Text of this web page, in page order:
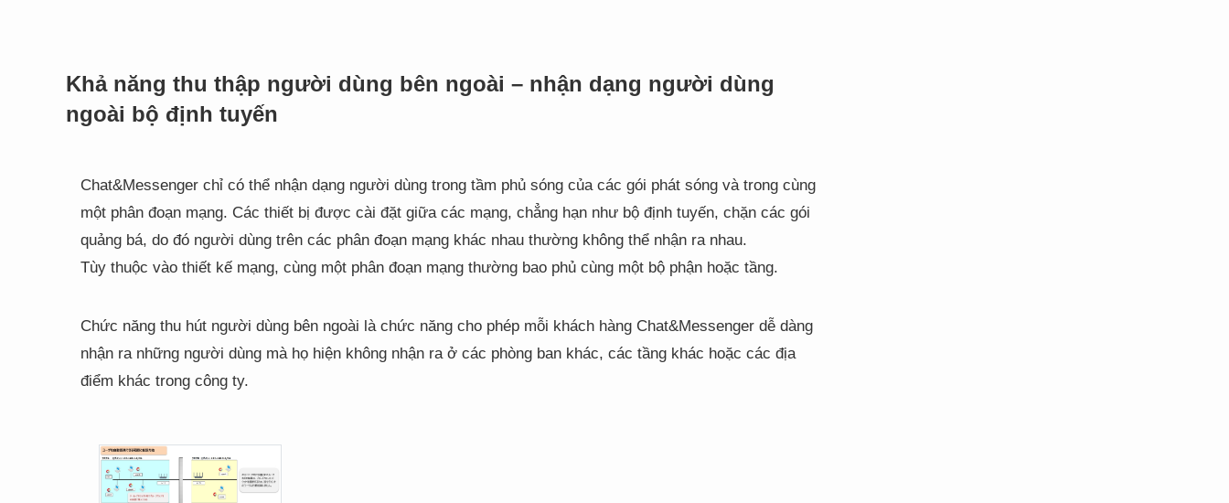
Khả năng thu thập người dùng bên ngoài – nhận dạng người dùng
ngoài bộ định tuyến
Chat&Messenger chỉ có thể nhận dạng người dùng trong tầm phủ sóng của các gói phát sóng và trong cùng
một phân đoạn mạng. Các thiết bị được cài đặt giữa các mạng, chẳng hạn như bộ định tuyến, chặn các gói
quảng bá, do đó người dùng trên các phân đoạn mạng khác nhau thường không thể nhận ra nhau.
Tùy thuộc vào thiết kế mạng, cùng một phân đoạn mạng thường bao phủ cùng một bộ phận hoặc tầng.
Chức năng thu hút người dùng bên ngoài là chức năng cho phép mỗi khách hàng Chat&Messenger dễ dàng
nhận ra những người dùng mà họ hiện không nhận ra ở các phòng ban khác, các tầng khác hoặc các địa
điểm khác trong công ty.